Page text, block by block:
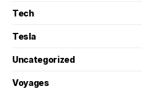
Tech
Tesla
Uncategorized
Voyages